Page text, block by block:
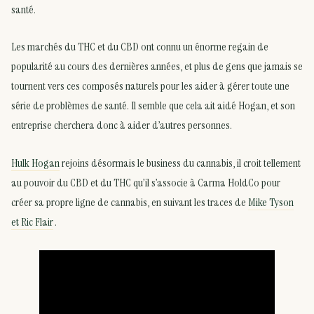
santé.
Les marchés du THC et du CBD ont connu un énorme regain de
popularité au cours des dernières années, et plus de gens que jamais se
tournent vers ces composés naturels pour les aider à gérer toute une
série de problèmes de santé. Il semble que cela ait aidé Hogan, et son
entreprise cherchera donc à aider d’autres personnes.
Hulk Hoganrejoins désormais le business du cannabis, il croit tellement
au pouvoir du CBD et du THC qu’il s’associe à Carma HoldCo pour
créer sa propre ligne de cannabis, en suivant les traces de Mike Tyson
et Ric Flair.